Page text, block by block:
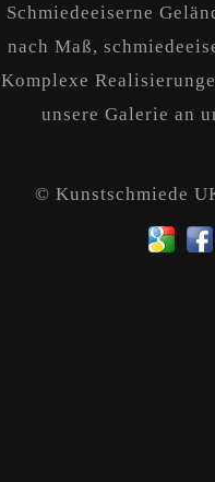
Schmiedeeiserne
nach Maß,
Komplexe
unsere Galerie an
© Kunstschmiede